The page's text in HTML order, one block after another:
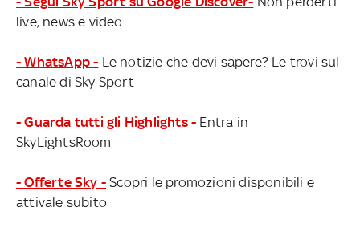
live, news e video
- WhatsApp - Le notizie che devi sapere? Le trovi sul
canale di Sky Sport
- Guarda tutti gli Highlights - Entra in
SkyLightsRoom
- Offerte Sky - Scopri le promozioni disponibili e
attivale subito